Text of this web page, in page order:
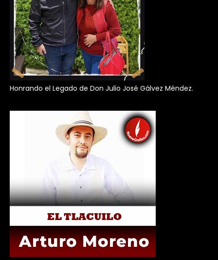
Honrando el Legado de Don Julio José Gálvez Méndez.